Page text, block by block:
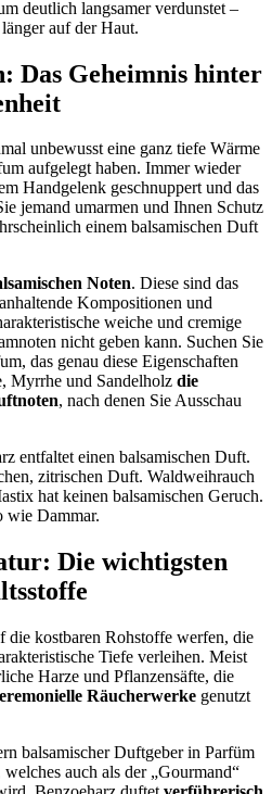
deutlich langsamer verdunstet –
auf der Haut.
Das Geheimnis hinter
unbewusst eine ganz tiefe Wärme
aufgelegt haben. Immer wieder
Handgelenk geschnuppert und das
jemand umarmen und Ihnen Schutz
einem balsamischen Duft
Noten. Diese sind das
Kompositionen und
weiche und cremige
nicht geben kann. Suchen Sie
das genau diese Eigenschaften
Myrrhe und Sandelholz die
, nach denen Sie Ausschau
entfaltet einen balsamischen Duft.
zitrischen Duft. Waldweihrauch
hat keinen balsamischen Geruch.
wie Dammar.
Die wichtigsten
die kostbaren Rohstoffe werfen, die
Tiefe verleihen. Meist
Harze und Pflanzensäfte, die
Räucherwerke genutzt
balsamischer Duftgeber in Parfüm
auch als der „Gourmand“